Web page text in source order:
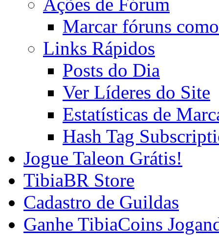
Marcar fóruns
Links Rápidos
Posts do Dia
Ver Líderes do Site
Estatísticas de
Hash Tag
Jogue Taleon Grátis!
TibiaBR Store
Cadastro de Guildas
Ganhe TibiaCoins